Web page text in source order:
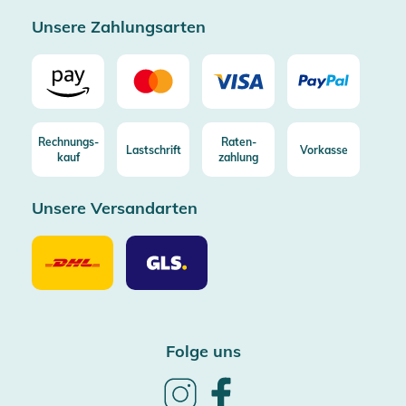
Unsere Zahlungsarten
Rechnungs-
kauf
Lastschrift
Raten-
zahlung
Vorkasse
Unsere Versandarten
Unsere
Versandarten
DHL
Unsere
Versandarten
GLS
Folge uns
Follow